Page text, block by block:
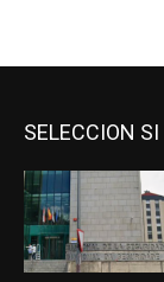
SELECCION SI